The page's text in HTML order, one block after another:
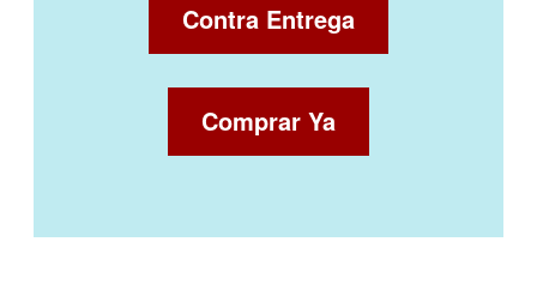
Contra Entrega
Comprar Ya